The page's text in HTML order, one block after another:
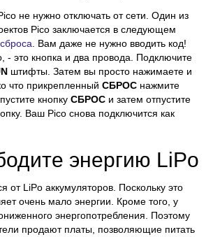
не нужно отключать от сети. Один из
Pico заключается в следующем
. Вам даже не нужно вводить код!
- это кнопка и два провода. Подключите
штифты. Затем вы просто нажимаете и
что прикрепленный СБРОС нажмите
кнопку СБРОС и затем отпустите
Ваш Pico снова подключится как
энергию LiPo
от LiPo аккумуляторов. Поскольку это
очень мало энергии. Кроме того, у
энергопотребления. Поэтому
продают платы, позволяющие питать